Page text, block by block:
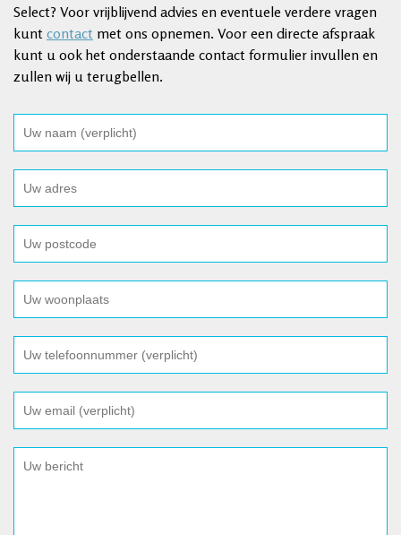
Select? Voor vrijblijvend advies en eventuele verdere vragen
kunt contact met ons opnemen. Voor een directe afspraak
kunt u ook het onderstaande contact formulier invullen en
zullen wij u terugbellen.